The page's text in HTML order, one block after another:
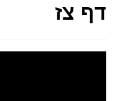
דף צז